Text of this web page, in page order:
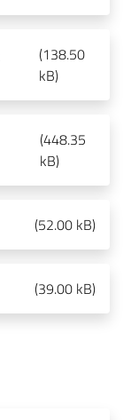
(138.50
kB)
(448.35
kB)
(52.00 kB)
(39.00 kB)